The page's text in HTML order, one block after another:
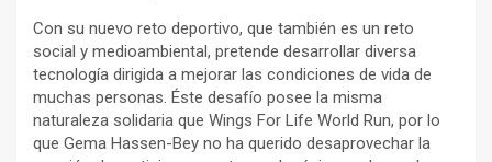
Con su nuevo reto deportivo, que también es un reto
social y medioambiental, pretende desarrollar diversa
tecnología dirigida a mejorar las condiciones de vida de
muchas personas. Éste desafío posee la misma
naturaleza solidaria que Wings For Life World Run, por lo
que Gema Hassen-Bey no ha querido desaprovechar la